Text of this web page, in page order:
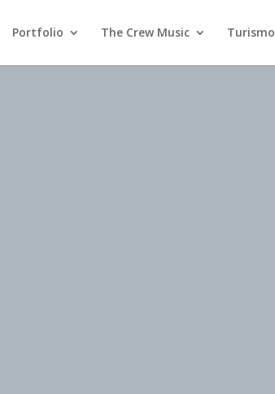
Portfolio The Crew Music Turismo